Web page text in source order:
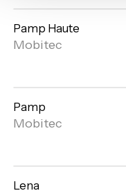
Pamp Haute
Mobitec
Pamp
Mobitec
Lena